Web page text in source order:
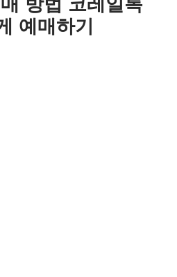
방법 코레일톡
예매하기